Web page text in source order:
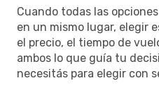
Cuando todas las
en un mismo lugar, elegir
el precio, el tiempo de
ambos lo que guía tu
necesitás para elegir con